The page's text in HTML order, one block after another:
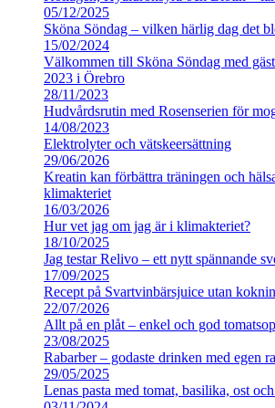
05/12/2025
Sköna Söndag – vilken härlig dag det
15/02/2024
Välkommen till Sköna Söndag med
2023 i Örebro
28/11/2023
Hudvårdsrutin med Rosenserien för
14/08/2023
Elektrolyter och vätskeersättning
29/06/2026
Kreatin kan förbättra träningen och
klimakteriet
16/03/2026
Hur vet jag om jag är i klimakteriet?
18/10/2025
Jag testar Relivo – ett nytt spännande
17/09/2025
Recept på Svartvinbärsjuice utan
22/07/2026
Allt på en plåt – enkel och god
23/08/2025
Rabarber – godaste drinken med egen
29/05/2025
Lenas pasta med tomat, basilika, ost